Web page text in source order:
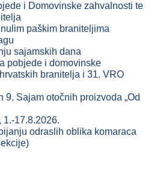
i Domovinske zahvalnosti te
paškim braniteljima
sajamskih dana
pobjede i domovinske
branitelja i 31. VRO
9. Sajam otočnih proizvoda „Od
1.-17.8.2026.
odraslih oblika komaraca